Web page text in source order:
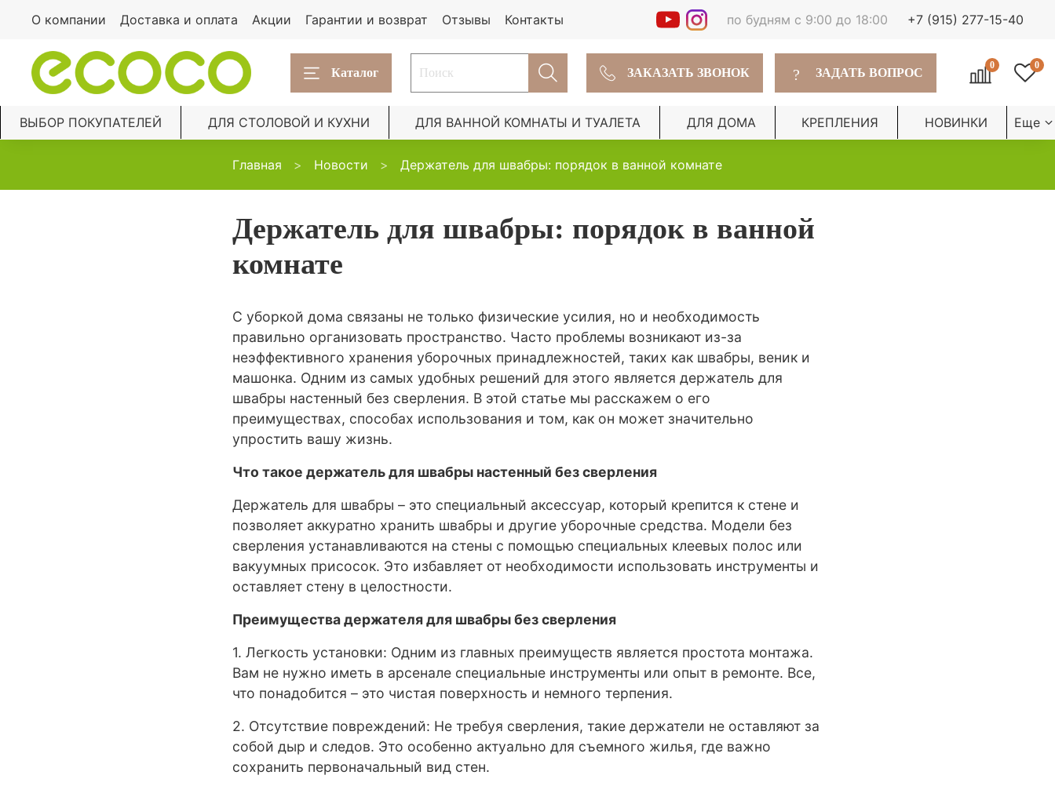
О компании Доставка и оплата Акции Гарантии и возврат Отзывы Контакты по будням с 9:00 до 18:00 +7 (915) 277-15-40
Каталог ЗАКАЗАТЬ ЗВОНОК ? ЗАДАТЬ ВОПРОС
0 0
ВЫБОР ПОКУПАТЕЛЕЙ ДЛЯ СТОЛОВОЙ И КУХНИ ДЛЯ ВАННОЙ КОМНАТЫ И ТУАЛЕТА ДЛЯ ДОМА КРЕПЛЕНИЯ НОВИНКИ Еще
Главная Новости Держатель для швабры: порядок в ванной комнате
Держатель для швабры: порядок в ванной
комнате
С уборкой дома связаны не только физические усилия, но и необходимость
правильно организовать пространство. Часто проблемы возникают из-за
неэффективного хранения уборочных принадлежностей, таких как швабры, веник и
машонка. Одним из самых удобных решений для этого является держатель для
швабры настенный без сверления. В этой статье мы расскажем о его
преимуществах, способах использования и том, как он может значительно
упростить вашу жизнь.
Что такое держатель для швабры настенный без сверления
Держатель для швабры – это специальный аксессуар, который крепится к стене и
позволяет аккуратно хранить швабры и другие уборочные средства. Модели без
сверления устанавливаются на стены с помощью специальных клеевых полос или
вакуумных присосок. Это избавляет от необходимости использовать инструменты и
оставляет стену в целостности.
Преимущества держателя для швабры без сверления
1. Легкость установки: Одним из главных преимуществ является простота монтажа.
Вам не нужно иметь в арсенале специальные инструменты или опыт в ремонте. Все,
что понадобится – это чистая поверхность и немного терпения.
2. Отсутствие повреждений: Не требуя сверления, такие держатели не оставляют за
собой дыр и следов. Это особенно актуально для съемного жилья, где важно
сохранить первоначальный вид стен.